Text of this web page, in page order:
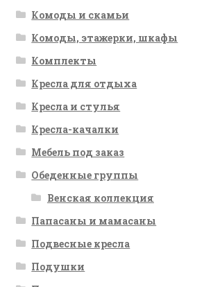
Комоды и скамьи
Комоды, этажерки, шкафы
Комплекты
Кресла для отдыха
Кресла и стулья
Кресла-качалки
Мебель под заказ
Обеденные группы
Венская коллекция
Папасаны и мамасаны
Подвесные кресла
Подушки